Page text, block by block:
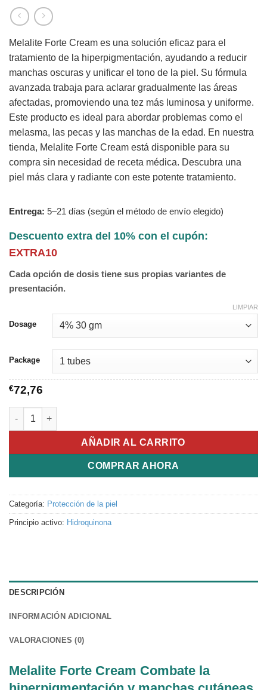
Melalite Forte Cream es una solución eficaz para el
tratamiento de la hiperpigmentación, ayudando a reducir
manchas oscuras y unificar el tono de la piel. Su fórmula
avanzada trabaja para aclarar gradualmente las áreas
afectadas, promoviendo una tez más luminosa y uniforme.
Este producto es ideal para abordar problemas como el
melasma, las pecas y las manchas de la edad. En nuestra
tienda, Melalite Forte Cream está disponible para su
compra sin necesidad de receta médica. Descubra una
piel más clara y radiante con este potente tratamiento.
Entrega: 5–21 días (según el método de envío elegido)
Descuento extra del 10% con el cupón:
EXTRA10
Cada opción de dosis tiene sus propias variantes de
presentación.
Dosage
Package
LIMPIAR
€72,76
Melalite Forte Cream cantidad
AÑADIR AL CARRITO
COMPRAR AHORA
Categoría: Protección de la piel
Principio activo: Hidroquinona
DESCRIPCIÓN
INFORMACIÓN ADICIONAL
VALORACIONES (0)
Melalite Forte Cream Combate la